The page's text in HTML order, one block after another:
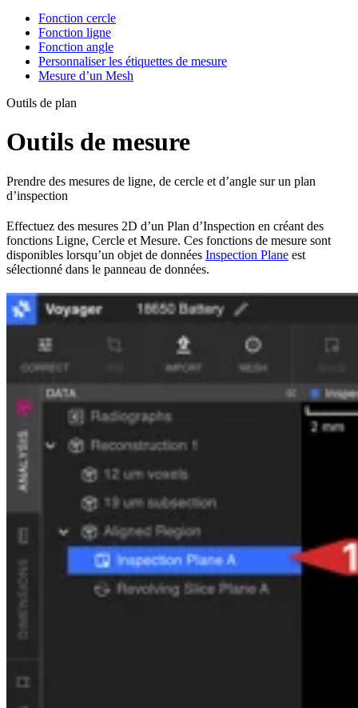
Fonction cercle
Fonction ligne
Fonction angle
Personnaliser les étiquettes de mesure
Mesure d’un Mesh
Outils de plan
Outils de mesure
Prendre des mesures de ligne, de cercle et d’angle sur un plan
d’inspection
Effectuez des mesures 2D d’un Plan d’Inspection en créant des
fonctions Ligne, Cercle et Mesure. Ces fonctions de mesure sont
disponibles lorsqu’un objet de données Inspection Plane est
sélectionné dans le panneau de données.